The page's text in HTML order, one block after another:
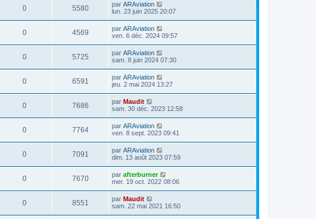
0 5580 par ARAviation
lun. 23 juin 2025 20:07
0 4569 par ARAviation
ven. 6 déc. 2024 09:57
0 5725 par ARAviation
sam. 8 juin 2024 07:30
0 6591 par ARAviation
jeu. 2 mai 2024 13:27
0 7686 par Maudit
sam. 30 déc. 2023 12:58
0 7764 par ARAviation
ven. 8 sept. 2023 09:41
0 7091 par ARAviation
dim. 13 août 2023 07:59
0 7670 par afterburner
mer. 19 oct. 2022 08:06
0 8551 par Maudit
sam. 22 mai 2021 16:50